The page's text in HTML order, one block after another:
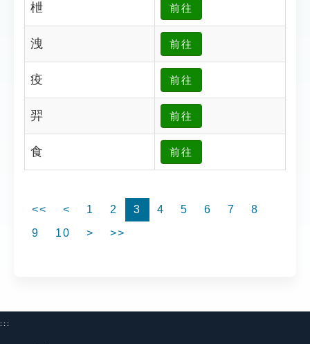
遊戲專區
教學應用
貓頭鷹博士
枻 前往
洩 前往
疫 前往
羿 前往
食 前往
<< < 1 2 3 4 5 6 7
8
9
10 > >>
:::